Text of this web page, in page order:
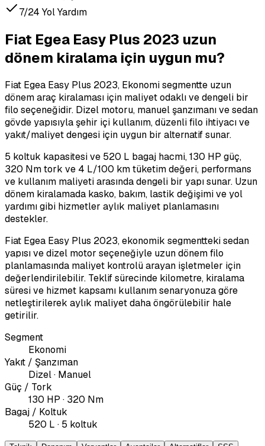
7/24 Yol Yardım
Fiat Egea Easy Plus 2023 uzun
dönem kiralama için uygun mu?
Fiat Egea Easy Plus 2023, Ekonomi segmentte uzun
dönem araç kiralaması için maliyet odaklı ve dengeli bir
filo seçeneğidir. Dizel motoru, manuel şanzımanı ve sedan
gövde yapısıyla şehir içi kullanım, düzenli filo ihtiyacı ve
yakıt/maliyet dengesi için uygun bir alternatif sunar.
5 koltuk kapasitesi ve 520 L bagaj hacmi, 130 HP güç,
320 Nm tork ve 4 L/100 km tüketim değeri, performans
ve kullanım maliyeti arasında dengeli bir yapı sunar. Uzun
dönem kiralamada kasko, bakım, lastik değişimi ve yol
yardımı gibi hizmetler aylık maliyet planlamasını
destekler.
Fiat Egea Easy Plus 2023, ekonomik segmentteki sedan
yapısı ve dizel motor seçeneğiyle uzun dönem filo
planlamasında maliyet kontrolü arayan işletmeler için
değerlendirilebilir. Teklif sürecinde kilometre, kiralama
süresi ve hizmet kapsamı kullanım senaryonuza göre
netleştirilerek aylık maliyet daha öngörülebilir hale
getirilir.
Segment
Ekonomi
Yakıt / Şanzıman
Dizel · Manuel
Güç / Tork
130 HP · 320 Nm
Bagaj / Koltuk
520 L · 5 koltuk